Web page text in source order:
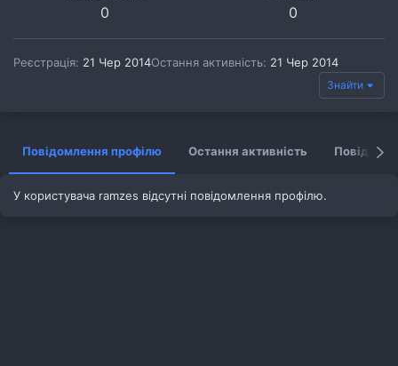
0 0
Реєстрація 21 Чер 2014Остання активність 21 Чер 2014
Знайти
Повідомлення профілю Остання активність
У користувача ramzes відсутні повідомлення профілю.